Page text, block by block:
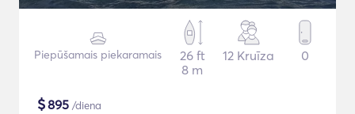
Piepūšamais piekaramais
26 ft
8 m
12 Kruīza 0
$895 /diena